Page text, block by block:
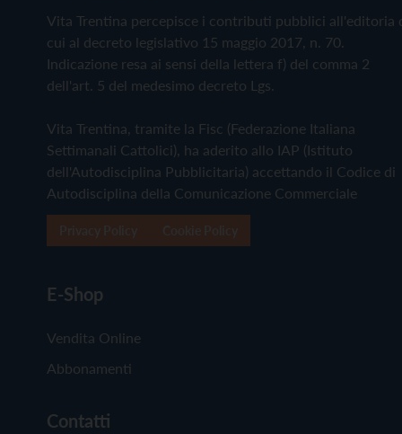
Vita Trentina percepisce i contributi pubblici all'editoria
cui al decreto legislativo 15 maggio 2017, n. 70.
Indicazione resa ai sensi della lettera f) del comma 2
dell'art. 5 del medesimo decreto Lgs.
Vita Trentina, tramite la Fisc (Federazione Italiana
Settimanali Cattolici), ha aderito allo IAP (Istituto
dell'Autodisciplina Pubblicitaria) accettando il Codice di
Autodisciplina della Comunicazione Commerciale
E-Shop
Vendita Online
Abbonamenti
Contatti